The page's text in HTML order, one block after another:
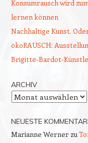
Konsumrausch wird
lernen können
Nachhaltige Kunst.
ökoRAUSCH:
Brigitte-Bardot-
ARCHIV
Archiv
NEUESTE
Marianne Wernerzu